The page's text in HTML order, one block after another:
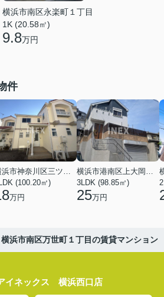
横浜市南区永楽町１丁目
1K (20.58㎡)
9.8万円
件
横浜市神奈川区三ツ沢上町
(100.20㎡)
万円
横浜市港南区上大岡東２丁目
3LDK (98.85㎡)
25万円
横浜市南区万世町１丁目の賃貸マンション
イネックス 横浜西口店